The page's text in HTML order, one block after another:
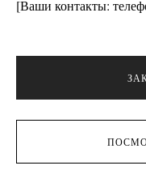
[Ваши контакты: